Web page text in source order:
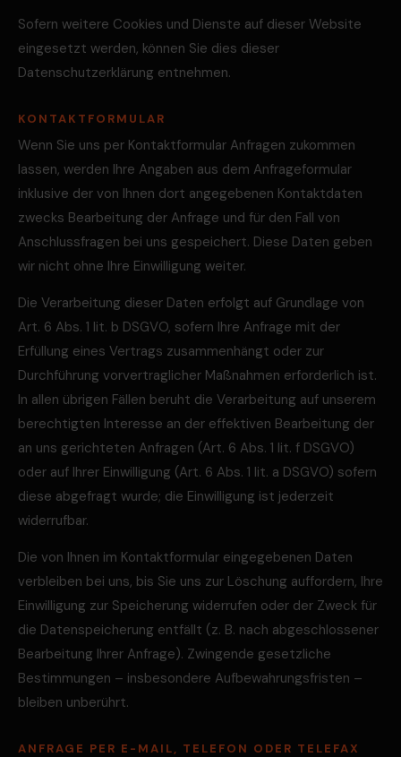
Sofern weitere Cookies und Dienste auf dieser Website
eingesetzt werden, können Sie dies dieser
Datenschutzerklärung entnehmen.
KONTAKTFORMULAR
Wenn Sie uns per Kontaktformular Anfragen zukommen
lassen, werden Ihre Angaben aus dem Anfrageformular
inklusive der von Ihnen dort angegebenen Kontaktdaten
zwecks Bearbeitung der Anfrage und für den Fall von
Anschlussfragen bei uns gespeichert. Diese Daten geben
wir nicht ohne Ihre Einwilligung weiter.
Die Verarbeitung dieser Daten erfolgt auf Grundlage von
Art. 6 Abs. 1 lit. b DSGVO, sofern Ihre Anfrage mit der
Erfüllung eines Vertrags zusammenhängt oder zur
Durchführung vorvertraglicher Maßnahmen erforderlich ist.
In allen übrigen Fällen beruht die Verarbeitung auf unserem
berechtigten Interesse an der effektiven Bearbeitung der
an uns gerichteten Anfragen (Art. 6 Abs. 1 lit. f DSGVO)
oder auf Ihrer Einwilligung (Art. 6 Abs. 1 lit. a DSGVO) sofern
diese abgefragt wurde; die Einwilligung ist jederzeit
widerrufbar.
Die von Ihnen im Kontaktformular eingegebenen Daten
verbleiben bei uns, bis Sie uns zur Löschung auffordern, Ihre
Einwilligung zur Speicherung widerrufen oder der Zweck für
die Datenspeicherung entfällt (z. B. nach abgeschlossener
Bearbeitung Ihrer Anfrage). Zwingende gesetzliche
Bestimmungen – insbesondere Aufbewahrungsfristen –
bleiben unberührt.
ANFRAGE PER E-MAIL, TELEFON ODER TELEFAX